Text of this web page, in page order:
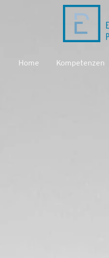
Home Kompetenzen